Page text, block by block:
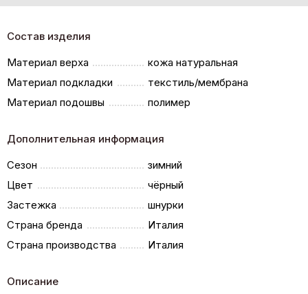
Состав изделия
Материал верха
кожа натуральная
Материал подкладки
текстиль/мембрана
Материал подошвы
полимер
Дополнительная информация
Сезон
зимний
Цвет
чёрный
Застежка
шнурки
Страна бренда
Италия
Страна производства
Италия
Описание